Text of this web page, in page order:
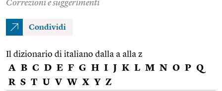
Correzioni e suggerimenti
Condividi
Il dizionario di italiano dalla a alla z
A B C D E F G H I J K L M N O P Q
R S T U V W X Y Z